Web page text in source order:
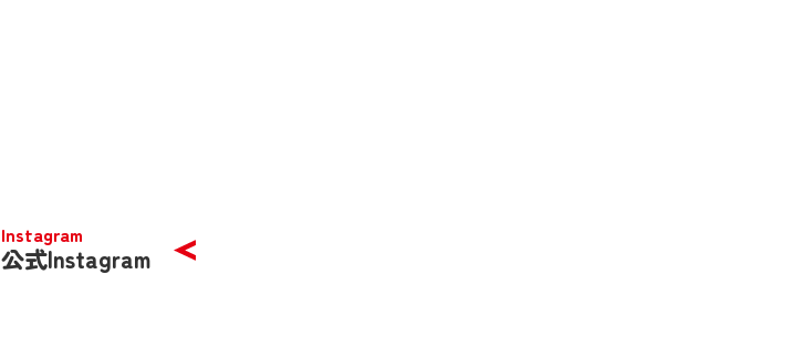
Instagram
公式Instagram